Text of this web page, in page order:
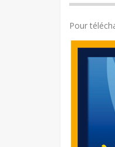
Pour